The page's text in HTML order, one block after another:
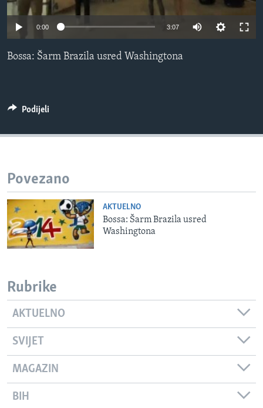
MAGAZIN
O GLASU AMERIKE
Learning English
0:00 3:07
Bossa: Šarm Brazila usred Washingtona
Podijeli
Povezano
AKTUELNO
Bossa: Šarm Brazila usred
Washingtona
Rubrike
AKTUELNO
SVIJET
MAGAZIN
BIH